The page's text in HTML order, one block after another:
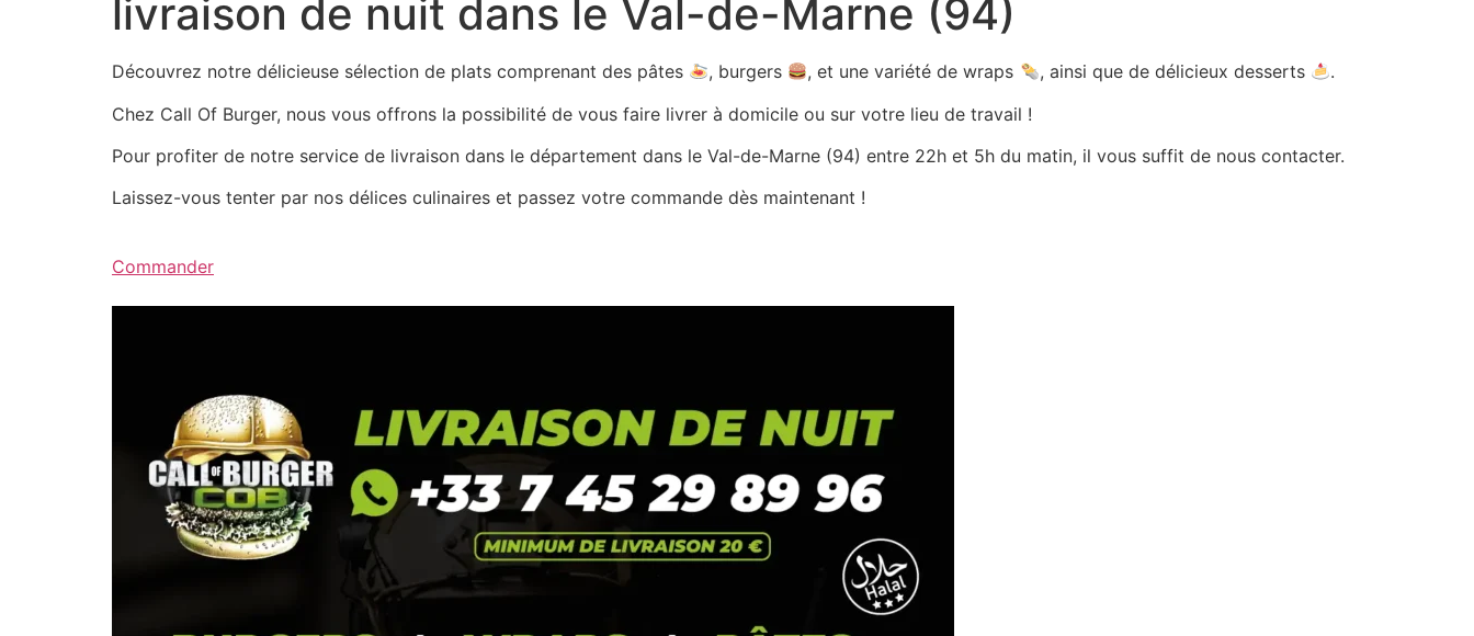
livraison de nuit dans le Val-de-Marne (94)
Découvrez notre délicieuse sélection de plats comprenant des pâtes , burgers , et une variété de wraps , ainsi que de délicieux desserts
.
Chez Call Of Burger, nous vous offrons la possibilité de vous faire livrer à domicile ou sur votre lieu de travail !
Pour profiter de notre service de livraison dans le département dans le Val-de-Marne (94) entre 22h et 5h du matin, il vous suffit de nous contacter.
Laissez-vous tenter par nos délices culinaires et passez votre commande dès maintenant !
Commander